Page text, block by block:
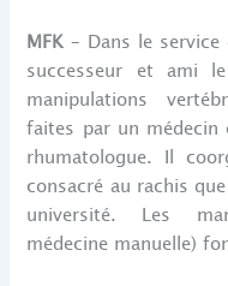
MFK – Dans le
successeur et ami
manipulations
faites par un médecin
rhumatologue. Il
consacré au rachis
université. Les
médecine manuelle)